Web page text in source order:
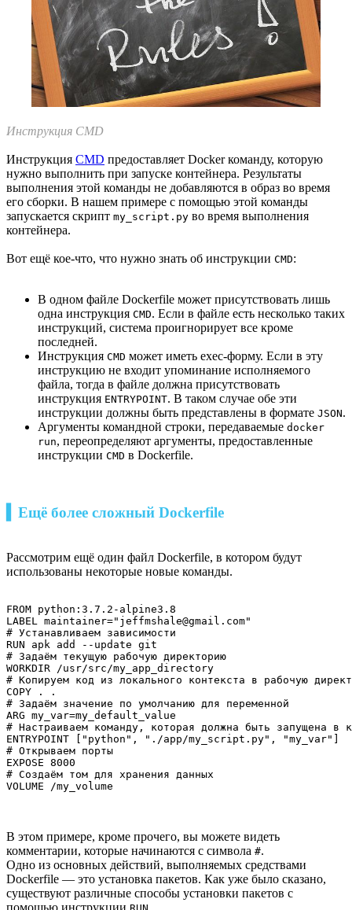
Инструкция CMD
Инструкция CMD предоставляет Docker команду, которую
нужно выполнить при запуске контейнера. Результаты
выполнения этой команды не добавляются в образ во время
его сборки. В нашем примере с помощью этой команды
запускается скрипт my_script.py во время выполнения
контейнера.
Вот ещё кое-что, что нужно знать об инструкции CMD:
В одном файле Dockerfile может присутствовать лишь
одна инструкция CMD. Если в файле есть несколько таких
инструкций, система проигнорирует все кроме
последней.
Инструкция CMD может иметь exec-форму. Если в эту
инструкцию не входит упоминание исполняемого
файла, тогда в файле должна присутствовать
инструкция ENTRYPOINT. В таком случае обе эти
инструкции должны быть представлены в формате JSON.
Аргументы командной строки, передаваемые docker
run, переопределяют аргументы, предоставленные
инструкции CMD в Dockerfile.
▍Ещё более сложный Dockerfile
Рассмотрим ещё один файл Dockerfile, в котором будут
использованы некоторые новые команды.
FROM python:3.7.2-alpine3.8
LABEL maintainer="jeffmshale@gmail.com"
# Устанавливаем зависимости
RUN apk add --update git
# Задаём текущую рабочую директорию
WORKDIR /usr/src/my_app_directory
# Копируем код из локального контекста в рабочую
COPY . .
# Задаём значение по умолчанию для переменной
ARG my_var=my_default_value
# Настраиваем команду, которая должна быть запущена в
ENTRYPOINT ["python", "./app/my_script.py", "my_var"]
# Открываем порты
EXPOSE 8000
# Создаём том для хранения данных
VOLUME /my_volume
В этом примере, кроме прочего, вы можете видеть
комментарии, которые начинаются с символа #.
Одно из основных действий, выполняемых средствами
Dockerfile — это установка пакетов. Как уже было сказано,
существуют различные способы установки пакетов с
помощью инструкции